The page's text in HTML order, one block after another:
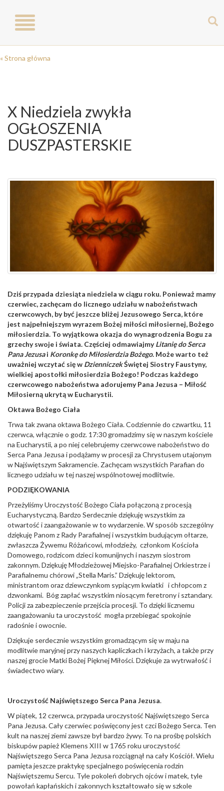
Toggle
navigation
« Strona główna
X Niedziela zwykła
OGŁOSZENIA
DUSZPASTERSKIE
Dziś przypada dziesiąta niedziela w ciągu roku. Ponieważ mamy
czerwiec, zachęcam do licznego udziału w nabożeństwach
czerwcowych, by być jeszcze bliżej Jezusowego Serca, które
jest najpełniejszym wyrazem Bożej miłości miłosiernej, Bożego
miłosierdzia. To wyjątkowa okazja do wynagrodzenia Bogu za
grzechy swoje i świata. Częściej odmawiajmyLitanię do Serca
Pana Jezusai Koronkę do Miłosierdzia Bożego. Może warto też
uważniej wczytać się w DzienniczekŚwiętej Siostry Faustyny,
wielkiej apostołki miłosierdzia Bożego! Podczas każdego
czerwcowego nabożeństwa adorujemy Pana Jezusa – Miłość
Miłosierną ukrytą w Eucharystii.
Oktawa Bożego Ciała
Trwa tak zwana oktawa Bożego Ciała. Codziennie do czwartku, 11
czerwca, włącznie o godz. 17:30 gromadzimy się w naszym kościele
na Eucharystii, a po niej celebrujemy czerwcowe nabożeństwo do
Serca Pana Jezusa i podążamy w procesji za Chrystusem utajonym
w Najświętszym Sakramencie. Zachęcam wszystkich Parafian do
licznego udziału w tej naszej wspólnotowej modlitwie.
PODZIĘKOWANIA
Przeżyliśmy Uroczystość Bożego Ciała połączoną z procesją
Eucharystyczną. Bardzo Serdecznie dziękuję wszystkim za
otwartość i zaangażowanie w to wydarzenie. W sposób szczególny
dziękuję Panom z Rady Parafialnej i wszystkim budującym ołtarze,
zwłaszcza Żywemu Różańcowi, młodzieży, członkom Kościoła
Domowego, rodzicom dzieci komunijnych i naszym siostrom
zakonnym. Dziękuję Młodzieżowej Miejsko-Parafialnej Orkiestrze i
Parafialnemu chórowi „Stella Maris.” Dziękuję lektorom,
ministrantom oraz dziewczynkom sypiącym kwiatki i chłopcom z
dzwonkami. Bóg zapłać wszystkim niosącym feretrony i sztandary.
Policji za zabezpieczenie przejścia procesji. To dzięki licznemu
zaangażowaniu ta uroczystość mogła przebiegać spokojnie
radośnie i owocnie.
Dziękuje serdecznie wszystkim gromadzącym się w maju na
modlitwie maryjnej przy naszych kapliczkach i krzyżach, a także przy
naszej grocie Matki Bożej Pięknej Miłości. Dziękuje za wytrwałość i
świadectwo wiary.
Uroczystość Najświętszego Serca Pana Jezusa.
W piątek, 12 czerwca, przypada uroczystość Najświętszego Serca
Pana Jezusa. Cały czerwiec poświęcony jest czci Bożego Serca. Ten
kult na naszej ziemi zawsze był bardzo żywy. To na prośbę polskich
biskupów papież Klemens XIII w 1765 roku uroczystość
Najświętszego Serca Pana Jezusa rozciągnął na cały Kościół. Wielu
pamięta jeszcze praktykę specjalnego poświęcenia rodzin
Najświętszemu Sercu. Tyle pokoleń dobrych ojców i matek, tyle
powołań kapłańskich i zakonnych kształtowało się w szkole